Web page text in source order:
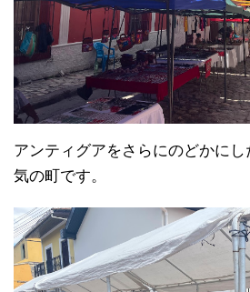
アンティグアをさらにのどかに
気の町です。